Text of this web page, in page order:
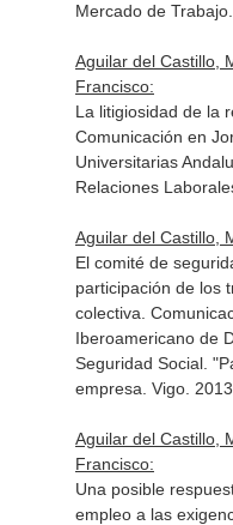
Mercado de
Aguilar del Castillo,
Francisco:
La litigiosidad de la
Comunicación en
Universitarias
Relaciones
Aguilar del Castillo,
El comité de
participación de los
colectiva.
Iberoamericano de
Seguridad Social.
empresa. Vigo. 2013
Aguilar del Castillo,
Francisco:
Una posible
empleo a las